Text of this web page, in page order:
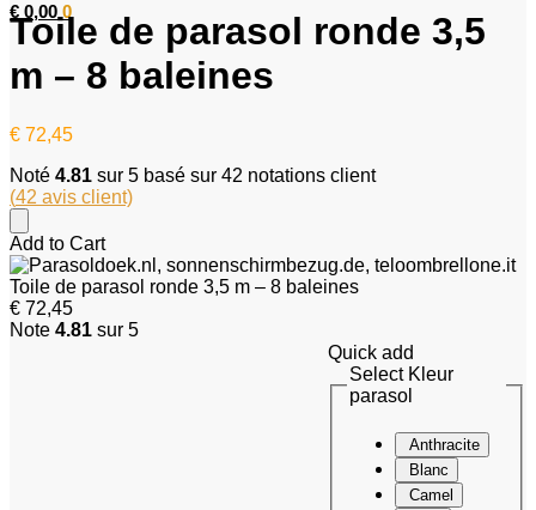
€ 0,00 0
Toile de parasol ronde 3,5
m – 8 baleines
€ 72,45
Noté 4.81 sur 5 basé sur 42 notations client
(42 avis client)
Add to Cart
Toile de parasol ronde 3,5 m – 8 baleines
€ 72,45
Note 4.81 sur 5
Quick add
Select Kleur
parasol
Anthracite
Blanc
Camel